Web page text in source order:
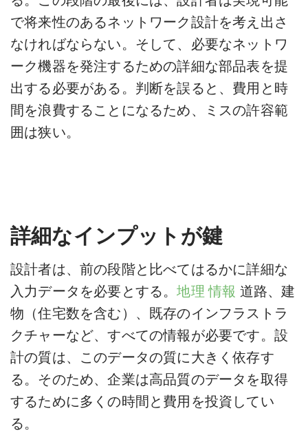
で将来性のあるネットワーク設計を考え出さ
なければならない。そして、必要なネットワ
ーク機器を発注するための詳細な部品表を提
出する必要がある。判断を誤ると、費用と時
間を浪費することになるため、ミスの許容範
囲は狭い。
詳細なインプットが鍵
設計者は、前の段階と比べてはるかに詳細な
入力データを必要とする。地理情報 道路、建
物（住宅数を含む）、既存のインフラストラ
クチャーなど、すべての情報が必要です。設
計の質は、このデータの質に大きく依存す
る。そのため、企業は高品質のデータを取得
するために多くの時間と費用を投資してい
る。